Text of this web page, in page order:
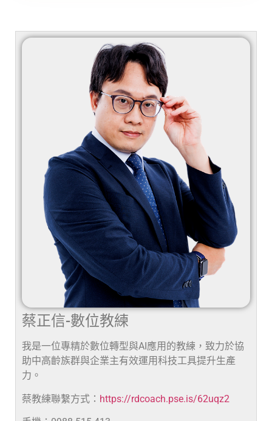
蔡正信-數位教練
我是一位專精於數位轉型與AI應用的教練，致力於協
助中高齡族群與企業主有效運用科技工具提升生產
力。
蔡教練聯繫方式： https://rdcoach.pse.is/62uqz2